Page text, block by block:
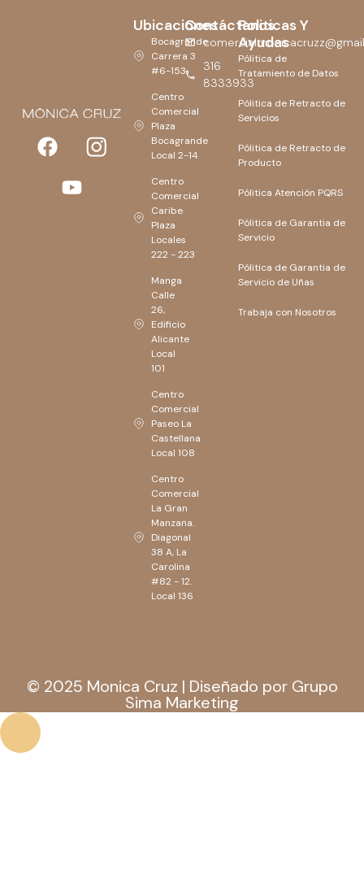
Contáctanos
316
8333933
Ubicaciones
Bocagrande
Carrera 3
#6-153
Centro
Comercial
Plaza
Bocagrande
Local 2-14
Centro
Comercial
Caribe
Plaza
Locales
222 - 223
Manga
Calle
26,
Edificio
Alicante
Local
101
Centro
Comercial
Paseo La
Castellana
Local 108
Centro
Comercial
La Gran
Manzana.
Diagonal
38 A, La
Carolina
#82 - 12.
Local 136
Politicas Y
Ayudas
Pólitica de
Tratamiento de Datos
Pólitica de Retracto de
Servicios
Pólitica de Retracto de
Producto
Pólitica Atención PQRS
Pólitica de Garantia de
Servicio
Pólitica de Garantia de
Servicio de Uñas
Trabaja con Nosotros
© 2025 Monica Cruz | Diseñado por Grupo
Sima Marketing